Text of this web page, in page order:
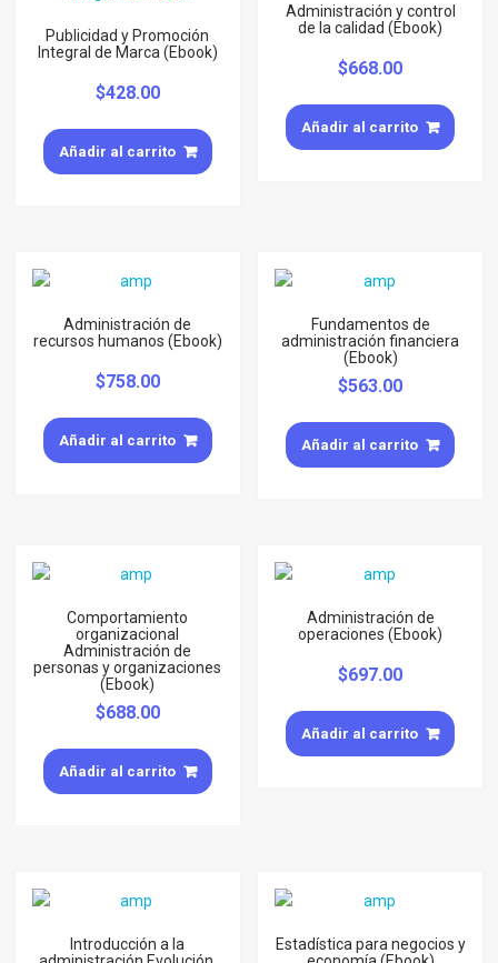
Publicidad y Promoción
Integral de Marca (Ebook)
$428.00
Añadir al carrito
Administración y control
de la calidad (Ebook)
$668.00
Añadir al carrito
Administración de
recursos humanos (Ebook)
$758.00
Añadir al carrito
Fundamentos de
administración financiera
(Ebook)
$563.00
Añadir al carrito
Comportamiento
organizacional
Administración de
personas y organizaciones
(Ebook)
$688.00
Añadir al carrito
Administración de
operaciones (Ebook)
$697.00
Añadir al carrito
Introducción a la
Estadística para negocios y